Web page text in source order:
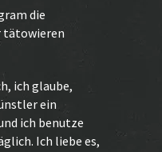
die
tätowieren
ich glaube,
ein
ich benutze
Ich liebe es,